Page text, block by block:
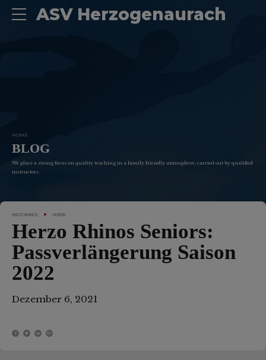
ASV Herzogenaurach
HOME
BLOG
We place a strong focus on quality teaching in a family friendly atmosphere, carried out by qualified
instructors.
HERZORHINOS VEREIN
Herzo Rhinos Seniors:
Passverlängerung Saison
2022
Dezember 6, 2021